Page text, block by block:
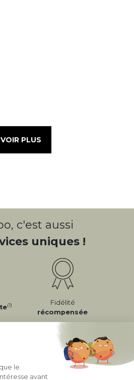
VOIR PLUS
c'est aussi
uniques !
(1)
Fidélité
récompensée
Appel gratuit